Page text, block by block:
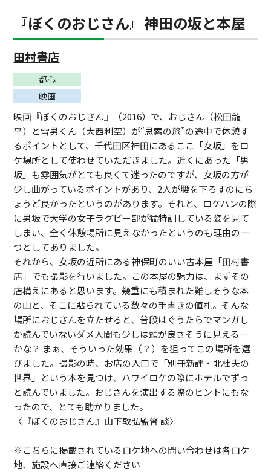
『ぼくのおじさん』神田の坂と本屋
田村書店
都心
映画
映画『ぼくのおじさん』（2016）で、おじさん（松田龍
平）と雪男くん（大西利空）が“思索の旅”の途中で休憩す
るポイントとして、千代田区神田にあるここ「女坂」をロ
ケ場所として使わせていただきました。近くにあった「男
坂」も雰囲気がとても良くて迷ったのですが、女坂の方が
少し曲がっているポイントがあり、2人が腰を下ろすのにち
ょうど良かったというのがあります。それと、ロケハンの際
に男坂で大学の女子ラグビー部が猛特訓している姿を見て
しまい、全く休憩場所に見えなかったというのも理由の一
つとしてありました。
それから、女坂の近所にある神保町のいい古本屋「田村書
店」でも撮影を行いました。この本屋の魅力は、まずその
店構えにあると思います。幾重にも積まれた難しそうな本
の山と、そこに貼られている数々の手書きの値札。そんな
場所におじさんを立たせると、普段はぐうたらでマンガし
か読んでいないダメ人間も少しは頭が良さそうに見える…
かな？ まぁ、そういった効果（？）を狙ってこの場所を選
びました。撮影の時、お店の入口で「別冊新評・北杜夫の
世界」という本を見つけ、ハワイロケの際にホテルでずっ
と読んでいました。おじさんを演出する際のヒントにもな
ったので、とても助かりました。
〈『ぼくのおじさん』山下敦弘監督 談〉
※こちらに掲載されているロケ地への問い合わせは各ロケ
地、施設へ直接ご連絡ください